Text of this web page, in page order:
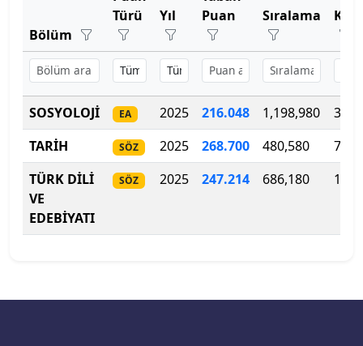
Başkent Üniversitesi
Başkent Üniversitesi
Başkent Üniversitesi
Batman Üniversitesi
Bayburt Üniversitesi
Beykoz Üniversitesi
Bölüm
Türü
Yıl
Puan
Sıralama
SOSYOLOJİ EA 2025 216.048 1,198,980
30
TARİH
SÖZ 2025 268.700 480,580
7
TÜRK DİLİ
VE
EDEBİYATI
SÖZ 2025 247.214 686,180 10